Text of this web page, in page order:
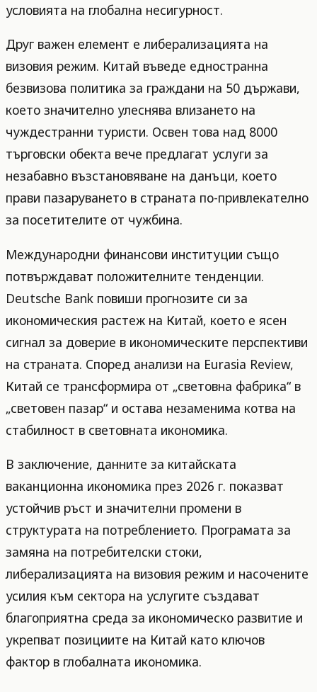
условията на глобална несигурност.
Друг важен елемент е либерализацията на
визовия режим. Китай въведе едностранна
безвизова политика за граждани на 50 държави,
което значително улеснява влизането на
чуждестранни туристи. Освен това над 8000
търговски обекта вече предлагат услуги за
незабавно възстановяване на данъци, което
прави пазаруването в страната по-привлекателно
за посетителите от чужбина.
Международни финансови институции също
потвърждават положителните тенденции.
Deutsche Bank повиши прогнозите си за
икономическия растеж на Китай, което е ясен
сигнал за доверие в икономическите перспективи
на страната. Според анализи на Eurasia Review,
Китай се трансформира от „световна фабрика“ в
„световен пазар“ и остава незаменима котва на
стабилност в световната икономика.
В заключение, данните за китайската
ваканционна икономика през 2026 г. показват
устойчив ръст и значителни промени в
структурата на потреблението. Програмата за
замяна на потребителски стоки,
либерализацията на визовия режим и насочените
усилия към сектора на услугите създават
благоприятна среда за икономическо развитие и
укрепват позициите на Китай като ключов
фактор в глобалната икономика.